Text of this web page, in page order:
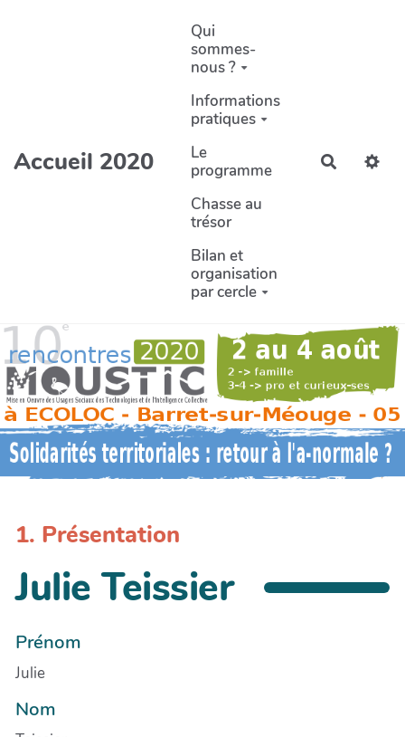
Aller au contenu principal
Accueil 2020
Qui
sommes-
nous ?
Informations
pratiques
Le
programme
Chasse au
trésor
Bilan et
organisation
par cercle
1. Présentation
Julie Teissier
Prénom
Julie
Nom